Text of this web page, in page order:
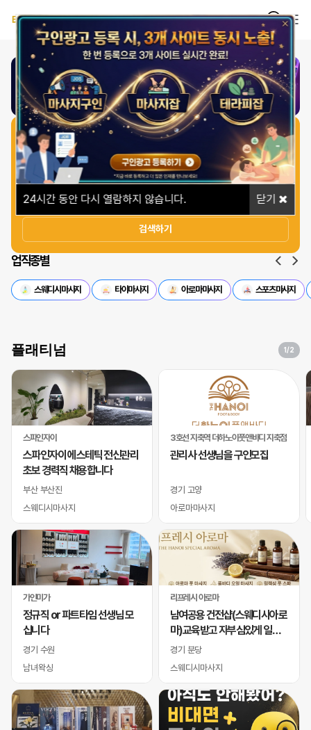
24시간 동안 다시 열람하지 않습니다. 닫기
1
일자리 빠르게 찾기
상세옵션
검색하기
업직종별
스웨디시마사지 타이마사지 아로마마사지 스포츠마사지
플래티넘 1/2
스파인자이
스파인자이 에스테틱 전신관리
초보 경력직 채용합니다
부산 부산진
스웨디시마사지
가인미가
정규직 or 파트타임 선생님 모
십니다
경기 수원
남녀왁싱
3호선 지축역 더하노이풋앤바디 지축점
관리사 선생님을 구인모집
경기 고양
아로마마사지
리프레시 아로마
남여공용 건전샵(스웨디시아로
마)교육받고 자부심있게 일하
실 바디테라피사 모십니다
경기 분당
스웨디시마사지